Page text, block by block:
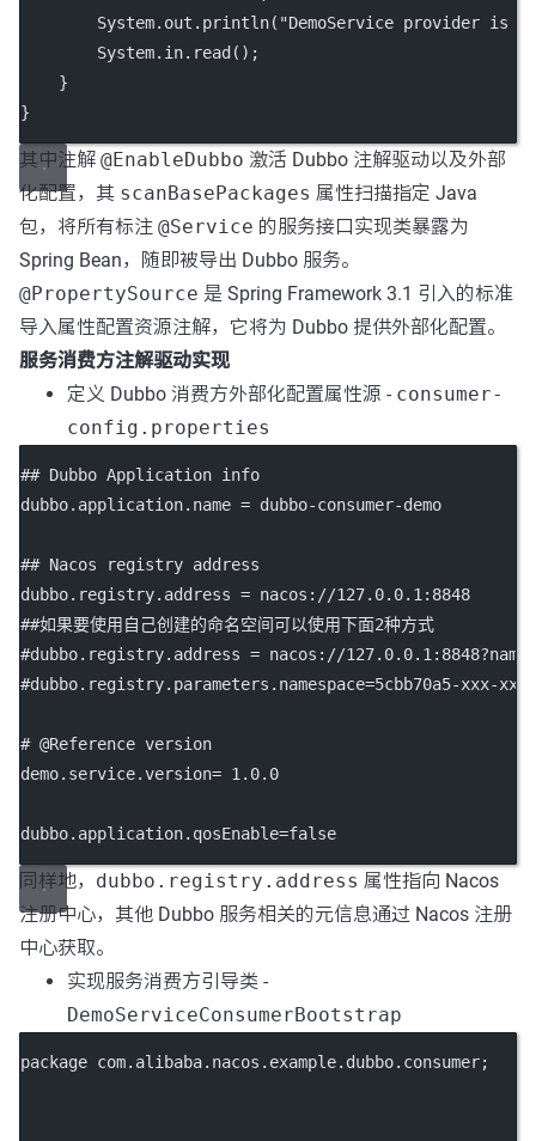
        System.out.
println( "DemoService provider is
        System.in.
read ();
    }
}
其中注解 @EnableDubbo 激活 Dubbo 注解驱动以及外部
化配置，其 scanBasePackages 属性扫描指定 Java
包，将所有标注 @Service 的服务接口实现类暴露为
Spring Bean，随即被导出 Dubbo 服务。
@PropertySource 是 Spring Framework 3.1 引入的标准
导入属性配置资源注解，它将为 Dubbo 提供外部化配置。
服务消费方注解驱动实现
定义 Dubbo 消费方外部化配置属性源 - consumer-
config.properties
## Dubbo Application info
dubbo.application.name = dubbo-consumer-demo
## Nacos registry address
dubbo.registry.address = nacos://127.0.0.1:8848
##如果要使用自己创建的命名空间可以使用下面2种方式
#dubbo.registry.address = nacos://
#dubbo.registry.parameters.namespace=5cbb70a5-xxx-xxx-
# @Reference version
demo.service.version= 1.0.0
dubbo.application.qosEnable=false
同样地， dubbo.registry.address 属性指向 Nacos
注册中心，其他 Dubbo 服务相关的元信息通过 Nacos 注册
中心获取。
实现服务消费方引导类 -
DemoServiceConsumerBootstrap
package com.alibaba.nacos.example.dubbo.consumer;